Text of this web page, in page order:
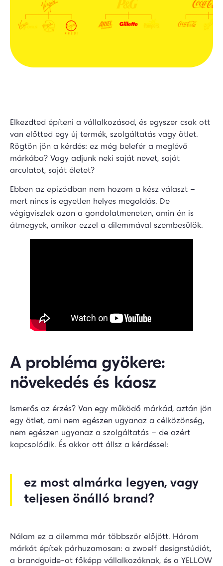
Elkezdted építeni a vállalkozásod, és egyszer csak ott
van előtted egy új termék, szolgáltatás vagy ötlet.
Rögtön jön a kérdés: ez még belefér a meglévő
márkába? Vagy adjunk neki saját nevet, saját
arculatot, saját életet?
Ebben az epizódban nem hozom a kész választ –
mert nincs is egyetlen helyes megoldás. De
végigviszlek azon a gondolatmeneten, amin én is
átmegyek, amikor ezzel a dilemmával szembesülök.
A probléma gyökere:
növekedés és káosz
Ismerős az érzés? Van egy működő márkád, aztán jön
egy ötlet, ami nem egészen ugyanaz a célközönség,
nem egészen ugyanaz a szolgáltatás – de azért
kapcsolódik. És akkor ott állsz a kérdéssel:
ez most almárka legyen, vagy
teljesen önálló brand?
Nálam ez a dilemma már többször előjött. Három
márkát építek párhuzamosan: a zwoelf designstúdiót,
a brandguide-ot főképp vállalkozóknak, és a YELLOW